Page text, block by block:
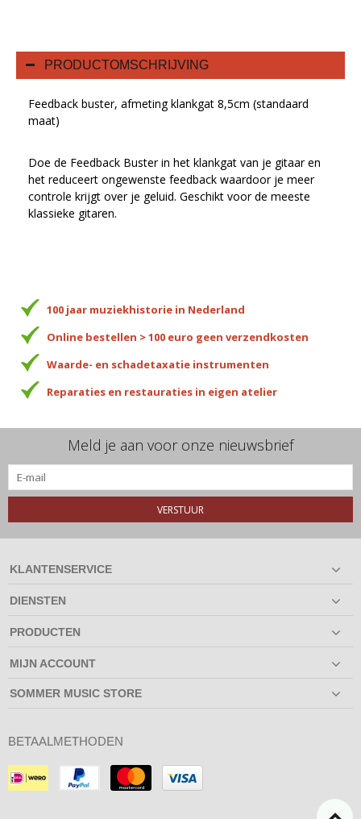
PRODUCTOMSCHRIJVING
Feedback buster, afmeting klankgat 8,5cm (standaard
maat)
Doe de Feedback Buster in het klankgat van je gitaar en
het reduceert ongewenste feedback waardoor je meer
controle krijgt over je geluid. Geschikt voor de meeste
klassieke gitaren.
100 jaar muziekhistorie in Nederland
Online bestellen > 100 euro geen verzendkosten
Waarde- en schadetaxatie instrumenten
Reparaties en restauraties in eigen atelier
Meld je aan voor onze nieuwsbrief
VERSTUUR
KLANTENSERVICE
DIENSTEN
PRODUCTEN
MIJN ACCOUNT
SOMMER MUSIC STORE
BETAALMETHODEN